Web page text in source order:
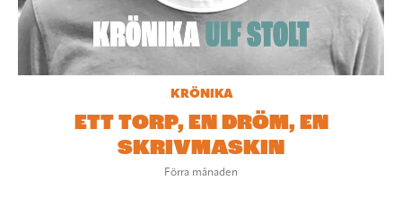
KRÖNIKA
ETT TORP, EN DRÖM, EN
SKRIVMASKIN
Förra månaden